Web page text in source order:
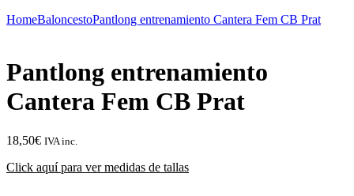
HomeBaloncestoPantlong entrenamiento Cantera Fem CB Prat
Pantlong entrenamiento
Cantera Fem CB Prat
18,50€ IVA inc.
Click aquí para ver medidas de tallas